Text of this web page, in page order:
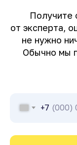
Получите
от эксперта,
не нужно
Обычно мы
+7